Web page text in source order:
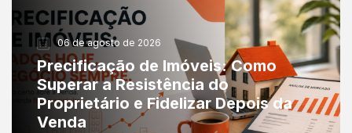
06 de agosto de 2026
Precificação de Imóveis: Como
Superar a Resistência do
Proprietário e Fidelizar Depois da
Venda